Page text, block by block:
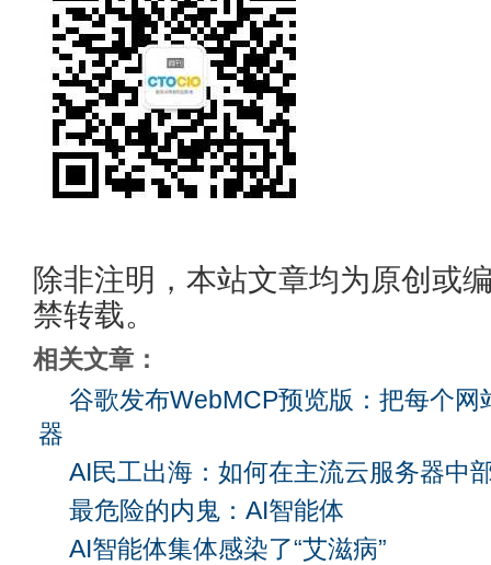
除非注明，本站文章均为原创或
禁转载。
相关文章：
谷歌发布WebMCP预览版：把每个网
器
AI民工出海：如何在主流云服务器中
最危险的内鬼：AI智能体
AI智能体集体感染了“艾滋病”